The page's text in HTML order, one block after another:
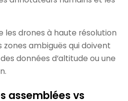
les drones à haute résolution
ambiguës qui doivent
données d’altitude ou une
assemblées vs